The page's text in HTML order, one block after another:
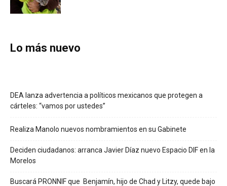
Lo más nuevo
DEA lanza advertencia a políticos mexicanos que protegen a
cárteles: “vamos por ustedes”
Realiza Manolo nuevos nombramientos en su Gabinete
Deciden ciudadanos: arranca Javier Díaz nuevo Espacio DIF en la
Morelos
Buscará PRONNIF que Benjamín, hijo de Chad y Litzy, quede bajo